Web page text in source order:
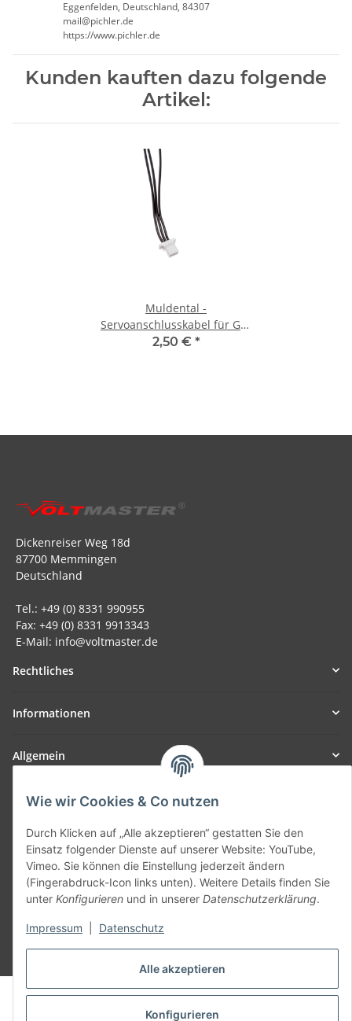
Alle akzeptieren
Konfigurieren
Wie wir Cookies & Co nutzen
Durch Klicken auf „Alle akzeptieren“ gestatten Sie den
Einsatz folgender Dienste auf unserer Website: YouTube,
Vimeo. Sie können die Einstellung jederzeit ändern
(Fingerabdruck-Icon links unten). Weitere Details finden Sie
unter Konfigurieren und in unserer Datenschutzerklärung.
Impressum Datenschutz
Eggenfelden, Deutschland, 84307
mail@pichler.de
https://www.pichler.de
Kunden kauften dazu folgende
Artikel:
Muldental -
Servoanschlusskabel für GR-
12SH
2,50 € *
Dickenreiser Weg 18d
87700 Memmingen
Deutschland
Tel.: +49 (0) 8331 990955
Fax: +49 (0) 8331 9913343
E-Mail: info@voltmaster.de
Rechtliches
Informationen
Allgemein
Teil unseres Netzwerks:
Vertrag widerrufen
© voltmaster.de
Powered byJTL-Shop